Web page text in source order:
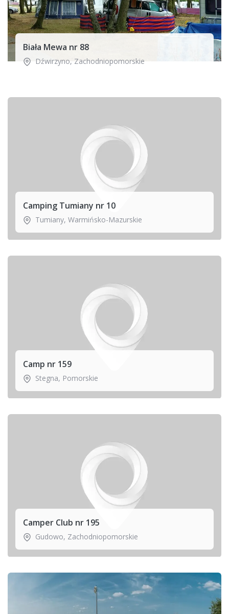
Biała Mewa nr 88
Dźwirzyno, Zachodniopomorskie
Camping Tumiany nr 10
Tumiany, Warmińsko-Mazurskie
Camp nr 159
Stegna, Pomorskie
Camper Club nr 195
Gudowo, Zachodniopomorskie